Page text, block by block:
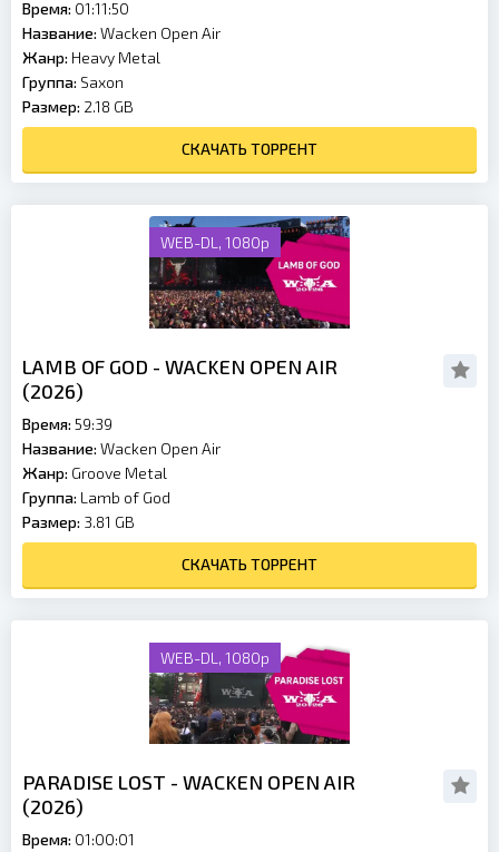
Время: 01:11:50
Название: Wacken Open Air
Жанр: Heavy Metal
Группа: Saxon
Размер: 2.18 GB
СКАЧАТЬ ТОРРЕНТ
WEB-DL, 1080p
LAMB OF GOD - WACKEN OPEN AIR
(2026)
Время: 59:39
Название: Wacken Open Air
Жанр: Groove Metal
Группа: Lamb of God
Размер: 3.81 GB
СКАЧАТЬ ТОРРЕНТ
WEB-DL, 1080p
PARADISE LOST - WACKEN OPEN AIR
(2026)
Время: 01:00:01